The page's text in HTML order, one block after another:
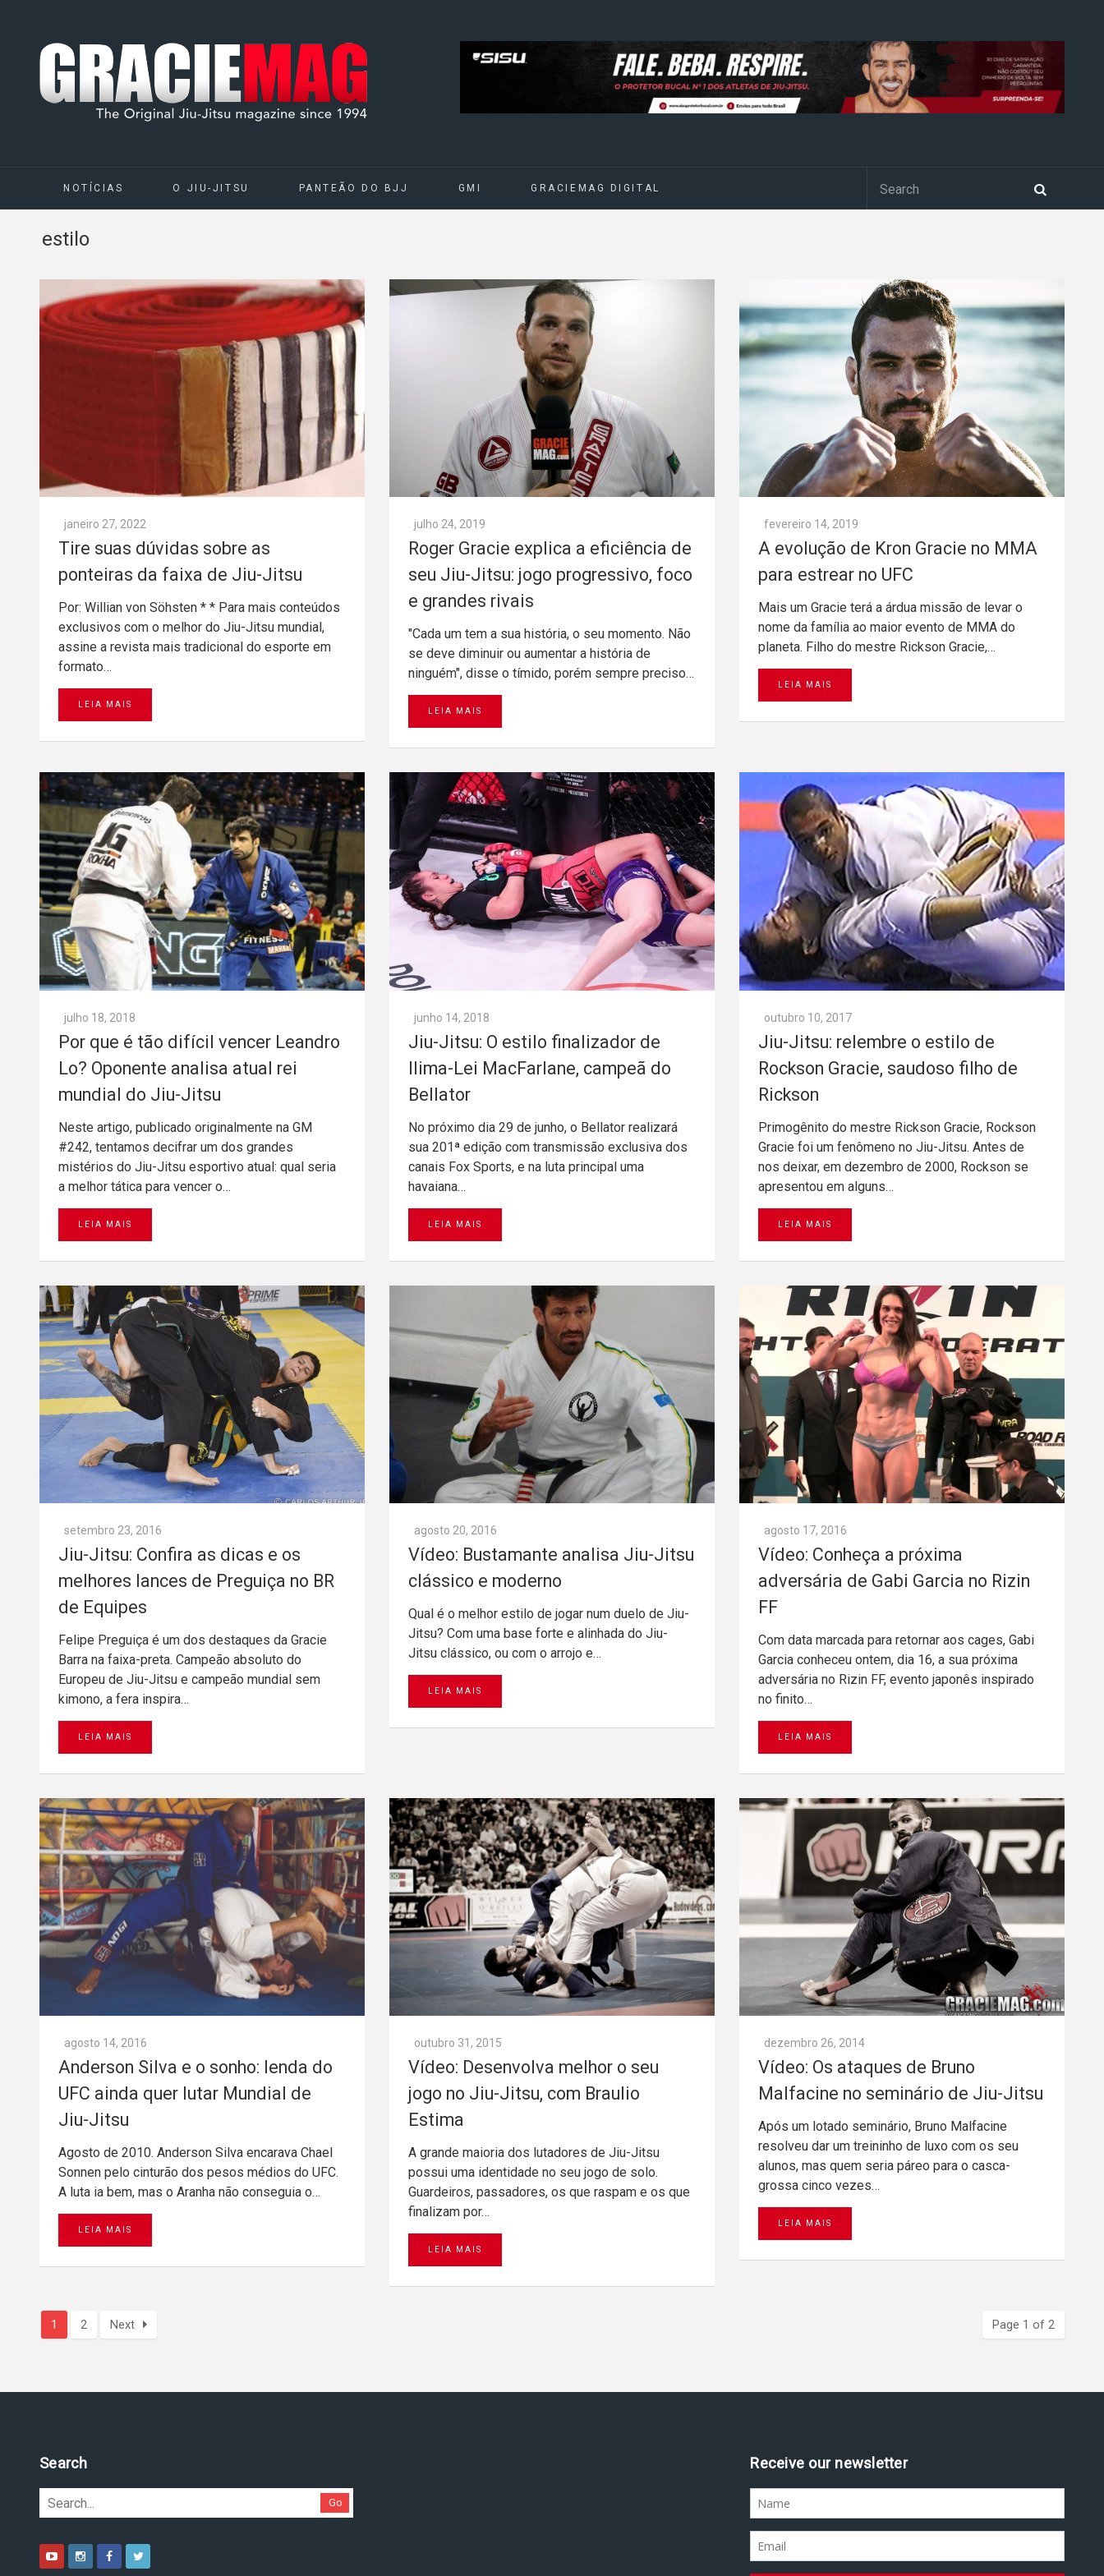
NOTÍCIAS O JIU-JITSU PANTEÃO DO BJJ GMI GRACIEMAG DIGITAL
estilo
janeiro 27, 2022
Tire suas dúvidas sobre as
ponteiras da faixa de Jiu-Jitsu
Por: Willian von Söhsten * * Para mais conteúdos
exclusivos com o melhor do Jiu-Jitsu mundial,
assine a revista mais tradicional do esporte em
formato…
LEIA MAIS
julho 24, 2019
Roger Gracie explica a eficiência de
seu Jiu-Jitsu: jogo progressivo, foco
e grandes rivais
"Cada um tem a sua história, o seu momento. Não
se deve diminuir ou aumentar a história de
ninguém", disse o tímido, porém sempre preciso…
LEIA MAIS
fevereiro 14, 2019
A evolução de Kron Gracie no MMA
para estrear no UFC
Mais um Gracie terá a árdua missão de levar o
nome da família ao maior evento de MMA do
planeta. Filho do mestre Rickson Gracie,…
LEIA MAIS
julho 18, 2018
Por que é tão difícil vencer Leandro
Lo? Oponente analisa atual rei
mundial do Jiu-Jitsu
Neste artigo, publicado originalmente na GM
#242, tentamos decifrar um dos grandes
mistérios do Jiu-Jitsu esportivo atual: qual seria
a melhor tática para vencer o…
LEIA MAIS
junho 14, 2018
Jiu-Jitsu: O estilo finalizador de
Ilima-Lei MacFarlane, campeã do
Bellator
No próximo dia 29 de junho, o Bellator realizará
sua 201ª edição com transmissão exclusiva dos
canais Fox Sports, e na luta principal uma
havaiana…
LEIA MAIS
outubro 10, 2017
Jiu-Jitsu: relembre o estilo de
Rockson Gracie, saudoso filho de
Rickson
Primogênito do mestre Rickson Gracie, Rockson
Gracie foi um fenômeno no Jiu-Jitsu. Antes de
nos deixar, em dezembro de 2000, Rockson se
apresentou em alguns…
LEIA MAIS
setembro 23, 2016
Jiu-Jitsu: Confira as dicas e os
melhores lances de Preguiça no BR
de Equipes
Felipe Preguiça é um dos destaques da Gracie
Barra na faixa-preta. Campeão absoluto do
Europeu de Jiu-Jitsu e campeão mundial sem
kimono, a fera inspira…
LEIA MAIS
agosto 20, 2016
Vídeo: Bustamante analisa Jiu-Jitsu
clássico e moderno
Qual é o melhor estilo de jogar num duelo de Jiu-
Jitsu? Com uma base forte e alinhada do Jiu-
Jitsu clássico, ou com o arrojo e…
LEIA MAIS
agosto 17, 2016
Vídeo: Conheça a próxima
adversária de Gabi Garcia no Rizin
FF
Com data marcada para retornar aos cages, Gabi
Garcia conheceu ontem, dia 16, a sua próxima
adversária no Rizin FF, evento japonês inspirado
no finito…
LEIA MAIS
agosto 14, 2016
Anderson Silva e o sonho: lenda do
UFC ainda quer lutar Mundial de
Jiu-Jitsu
Agosto de 2010. Anderson Silva encarava Chael
Sonnen pelo cinturão dos pesos médios do UFC.
A luta ia bem, mas o Aranha não conseguia o…
LEIA MAIS
outubro 31, 2015
Vídeo: Desenvolva melhor o seu
jogo no Jiu-Jitsu, com Braulio
Estima
A grande maioria dos lutadores de Jiu-Jitsu
possui uma identidade no seu jogo de solo.
Guardeiros, passadores, os que raspam e os que
finalizam por…
LEIA MAIS
dezembro 26, 2014
Vídeo: Os ataques de Bruno
Malfacine no seminário de Jiu-Jitsu
Após um lotado seminário, Bruno Malfacine
resolveu dar um treininho de luxo com os seu
alunos, mas quem seria páreo para o casca-
grossa cinco vezes…
LEIA MAIS
1 2 Next Page 1 of 2
Pesquise no site
Go
Assine nossa newsletter